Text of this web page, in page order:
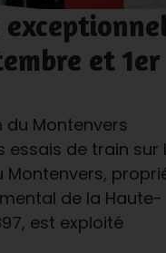
et 1er
du Montenvers
essais de train sur
Montenvers,
de la Haute-
est exploité